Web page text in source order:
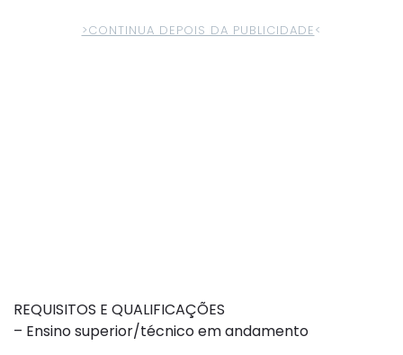
>CONTINUA DEPOIS DA PUBLICIDADE<
REQUISITOS E QUALIFICAÇÕES
– Ensino superior/técnico em andamento